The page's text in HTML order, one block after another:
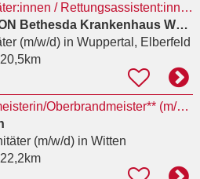
Notfallsanitäter:innen / Rettungsassistent:innen für die Intensivstation (w/m/d)
AGAPLESION Bethesda Krankenhaus Wuppertal gGmbH
(m/w/d)in Wuppertal, Elberfeld
20,5km
Oberbrandmeisterin/Oberbrandmeister** (m/w/d)
(m/w/d)in Witten
22,2km